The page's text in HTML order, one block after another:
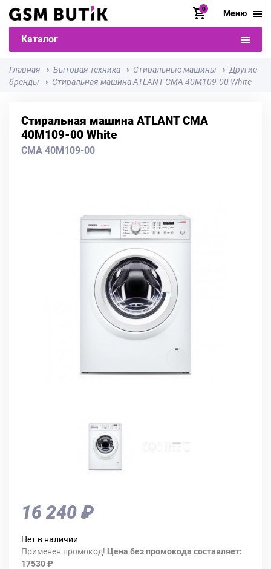
0 Меню
Каталог
Главная Бытовая техника Стиральные машины
Другие
бренды
Стиральная машина ATLANT СМА 40М109-00 White
Стиральная машина ATLANT СМА
40М109-00 White
СМА 40М109-00
16 240 ₽
Нет в наличии
Применен промокод! Цена без промокода составляет:
17530 ₽